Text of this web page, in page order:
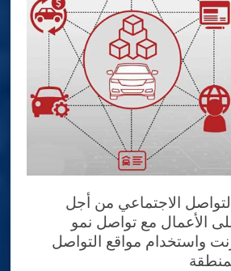
الاجتماعي من أجل
الأعمال مع تواصل نمو
واستخدام مواقع التواصل